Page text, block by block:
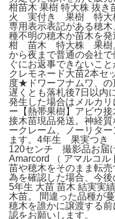
柑苗木 果樹 特大株 抜
火 実付き 果樹 特大
専用表示表記がある穂
種不明の穂木か苗木を
柑 苗木 特大株 果樹。
から夜まで普通の会社
ぐにお返事できないこ
クレモネード大苗2本
度★ドワーフナムワ、の
遅くとも落札後7日以内
発生した場合はメルカ
ー【熱帯果樹】アビウ
接木苗現品発送。神経
ークレーム、ノーリタ
ます。4年生 果実つき
120センチ 撮影品お届
Amarcord （ アマルコル
苗や穂木をそのまま転
為を確認した場合、今
5年生 大苗 苗木 結実実
木苗。 間違った品種が
穂木を誰かに譲渡する
認をお願いします。